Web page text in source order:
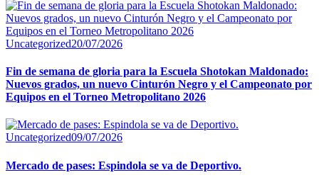
Uncategorized20/07/2026
Fin de semana de gloria para la Escuela Shotokan Maldonado:
Nuevos grados, un nuevo Cinturón Negro y el Campeonato por
Equipos en el Torneo Metropolitano 2026
Uncategorized09/07/2026
Mercado de pases: Espindola se va de Deportivo.